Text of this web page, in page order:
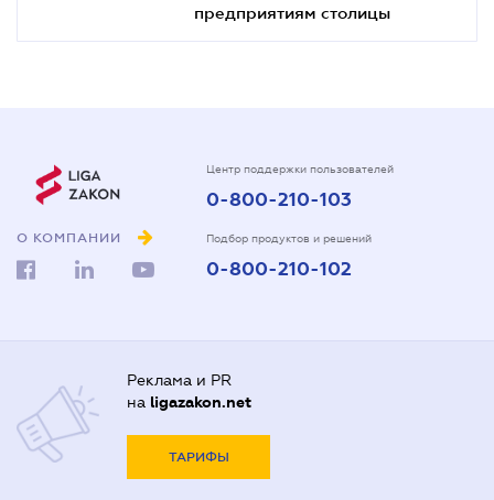
предприятиям столицы
О КОМПАНИИ
Центр поддержки пользователей
0-800-210-103
Подбор продуктов и решений
0-800-210-102
Реклама и PR
на ligazakon.net
ТАРИФЫ